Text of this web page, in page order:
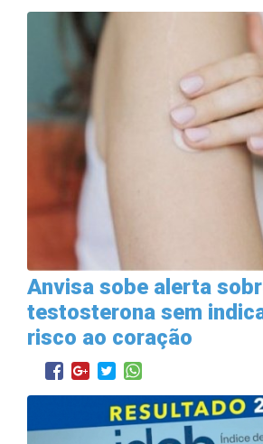
Anvisa sobe alerta
testosterona sem
risco ao coração